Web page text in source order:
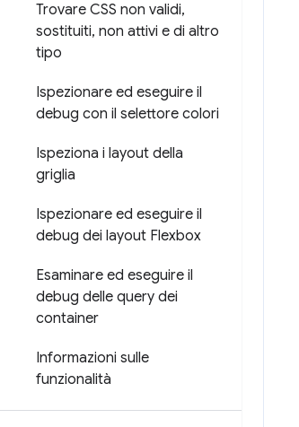
Trovare CSS non validi,
sostituiti, non attivi e di altro
tipo
Ispezionare ed eseguire il
debug con il selettore colori
Ispeziona i layout della
griglia
Ispezionare ed eseguire il
debug dei layout Flexbox
Esaminare ed eseguire il
debug delle query dei
container
Informazioni sulle
funzionalità